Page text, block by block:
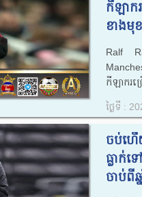
កីឡាក
ខាងមុ
Ralf
កីឡាករច្
ថ្ងៃទី :
ចប់ហើ
ធ្លាក់
ចាប់ពី